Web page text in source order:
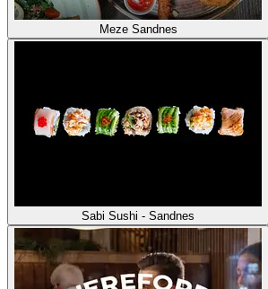
Meze Sandnes
Sabi Sushi - Sandnes